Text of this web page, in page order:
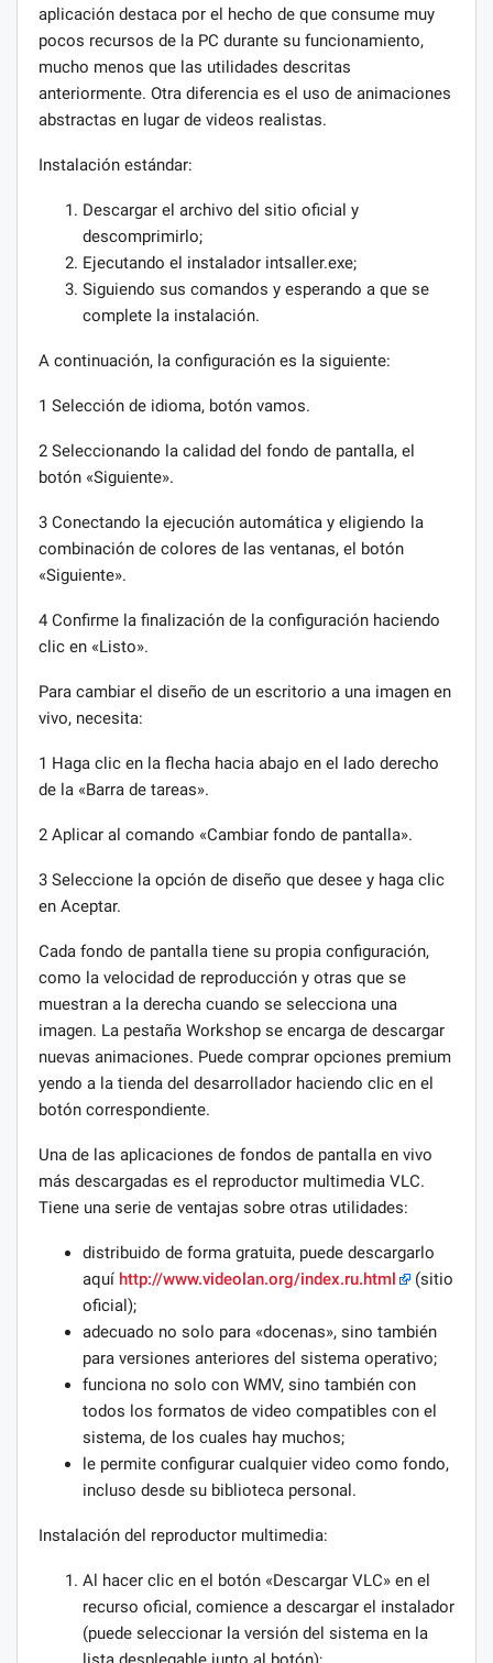
aplicación destaca por el hecho de que consume muy
pocos recursos de la PC durante su funcionamiento,
mucho menos que las utilidades descritas
anteriormente. Otra diferencia es el uso de animaciones
abstractas en lugar de videos realistas.
Instalación estándar:
Descargar el archivo del sitio oficial y
descomprimirlo;
Ejecutando el instalador intsaller.exe;
Siguiendo sus comandos y esperando a que se
complete la instalación.
A continuación, la configuración es la siguiente:
1 Selección de idioma, botón vamos.
2 Seleccionando la calidad del fondo de pantalla, el
botón «Siguiente».
3 Conectando la ejecución automática y eligiendo la
combinación de colores de las ventanas, el botón
«Siguiente».
4 Confirme la finalización de la configuración haciendo
clic en «Listo».
Para cambiar el diseño de un escritorio a una imagen en
vivo, necesita:
1 Haga clic en la flecha hacia abajo en el lado derecho
de la «Barra de tareas».
2 Aplicar al comando «Cambiar fondo de pantalla».
3 Seleccione la opción de diseño que desee y haga clic
en Aceptar.
Cada fondo de pantalla tiene su propia configuración,
como la velocidad de reproducción y otras que se
muestran a la derecha cuando se selecciona una
imagen. La pestaña Workshop se encarga de descargar
nuevas animaciones. Puede comprar opciones premium
yendo a la tienda del desarrollador haciendo clic en el
botón correspondiente.
Una de las aplicaciones de fondos de pantalla en vivo
más descargadas es el reproductor multimedia VLC.
Tiene una serie de ventajas sobre otras utilidades:
distribuido de forma gratuita, puede descargarlo
aquí http://www.videolan.org/index.ru.html
(sitio
oficial);
adecuado no solo para «docenas», sino también
para versiones anteriores del sistema operativo;
funciona no solo con WMV, sino también con
todos los formatos de video compatibles con el
sistema, de los cuales hay muchos;
le permite configurar cualquier video como fondo,
incluso desde su biblioteca personal.
Instalación del reproductor multimedia:
Al hacer clic en el botón «Descargar VLC» en el
recurso oficial, comience a descargar el instalador
(puede seleccionar la versión del sistema en la